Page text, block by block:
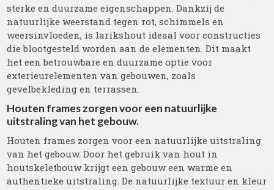
sterke en duurzame eigenschappen. Dankzij de
natuurlijke weerstand tegen rot, schimmels en
weersinvloeden, is larikshout ideaal voor constructies
die blootgesteld worden aan de elementen. Dit maakt
het een betrouwbare en duurzame optie voor
exterieurelementen van gebouwen, zoals
gevelbekleding en terrassen.
Houten frames zorgen voor een natuurlijke
uitstraling van het gebouw.
Houten frames zorgen voor een natuurlijke uitstraling
van het gebouw. Door het gebruik van hout in
houtskeletbouw krijgt een gebouw een warme en
authentieke uitstraling. De natuurlijke textuur en kleur